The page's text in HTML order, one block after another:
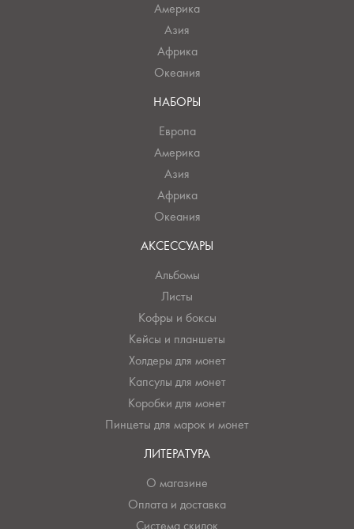
Америка
Азия
Африка
Океания
НАБОРЫ
Европа
Америка
Азия
Африка
Океания
АКСЕССУАРЫ
Альбомы
Листы
Кофры и боксы
Кейсы и планшеты
Холдеры для монет
Капсулы для монет
Коробки для монет
Пинцеты для марок и монет
ЛИТЕРАТУРА
О магазине
Оплата и доставка
Система скидок